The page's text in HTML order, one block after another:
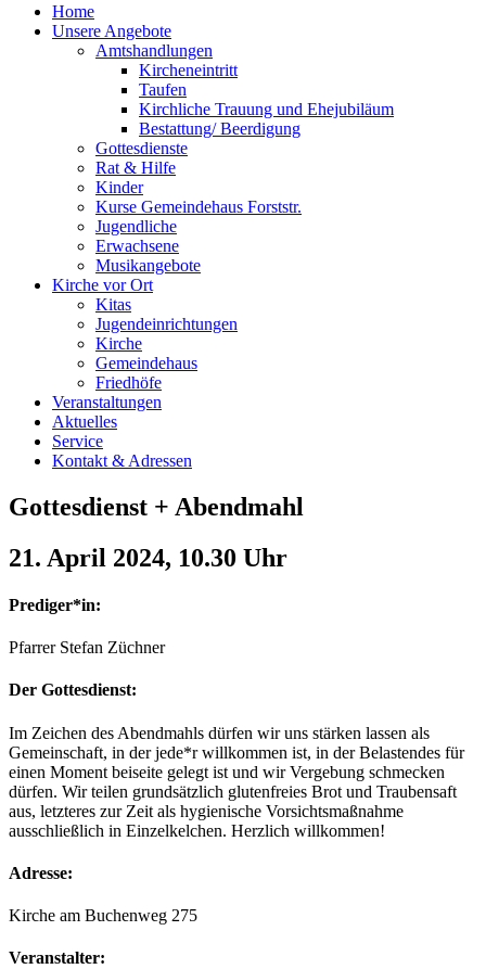
Home
Unsere Angebote
Amtshandlungen
Kircheneintritt
Taufen
Kirchliche Trauung und Ehejubiläum
Bestattung/ Beerdigung
Gottesdienste
Rat & Hilfe
Kinder
Kurse Gemeindehaus Forststr.
Jugendliche
Erwachsene
Musikangebote
Kirche vor Ort
Kitas
Jugendeinrichtungen
Kirche
Gemeindehaus
Friedhöfe
Veranstaltungen
Aktuelles
Service
Kontakt & Adressen
Gottesdienst + Abendmahl
21. April 2024, 10.30 Uhr
Prediger*in:
Pfarrer Stefan Züchner
Der Gottesdienst:
Im Zeichen des Abendmahls dürfen wir uns stärken lassen als
Gemeinschaft, in der jede*r willkommen ist, in der Belastendes für
einen Moment beiseite gelegt ist und wir Vergebung schmecken
dürfen. Wir teilen grundsätzlich glutenfreies Brot und Traubensaft
aus, letzteres zur Zeit als hygienische Vorsichtsmaßnahme
ausschließlich in Einzelkelchen. Herzlich willkommen!
Adresse:
Kirche am Buchenweg 275
Veranstalter: